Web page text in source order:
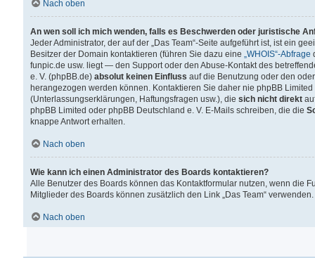
Nach oben
An wen soll ich mich wenden, falls es Beschwerden oder juristische
Jeder Administrator, der auf der „Das Team“-Seite aufgeführt ist, ist ein
Besitzer der Domain kontaktieren (führen Sie dazu eine „WHOIS“-Abfrage
funpic.de usw. liegt — den Support oder den Abuse-Kontakt des
e. V. (phpBB.de) absolut keinen Einfluss auf die Benutzung oder den
herangezogen werden können. Kontaktieren Sie daher nie phpBB
(Unterlassungserklärungen, Haftungsfragen usw.), die sich nicht direkt
phpBB Limited oder phpBB Deutschland e. V. E-Mails schreiben, die die
knappe Antwort erhalten.
Nach oben
Wie kann ich einen Administrator des Boards kontaktieren?
Alle Benutzer des Boards können das Kontaktformular nutzen, wenn die
Mitglieder des Boards können zusätzlich den Link „Das Team“ verwenden.
Nach oben